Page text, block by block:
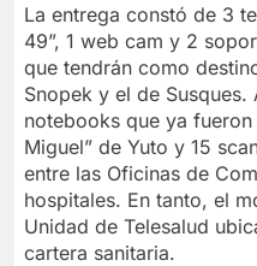
La entrega constó de 3
49”, 1 web cam y 2
que tendrán como
Snopek y el de
notebooks que ya
Miguel” de Yuto y 15
entre las Oficinas de
hospitales. En tanto, el
Unidad de Telesalud
cartera sanitaria.